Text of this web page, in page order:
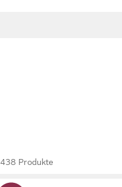
438 Produkte